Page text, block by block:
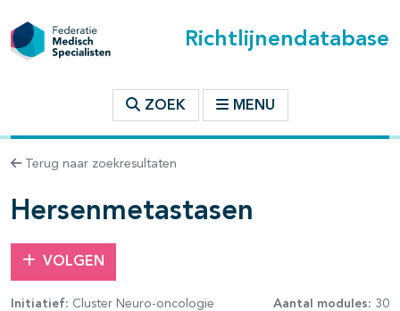
Richtlijnendatabase
ZOEK MENU
Terug naar zoekresultaten
Hersenmetastasen
VOLGEN
Initiatief: Cluster Neuro-oncologie Aantal modules: 30
binnen deze richtlijn